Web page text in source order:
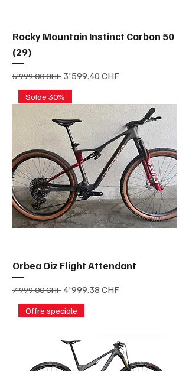
Rocky Mountain Instinct Carbon 50
(29)
Prix original
5'999.00 CHF Prix promotionnel
3'599.40 CHF
Solde 30%
Orbea Oiz Flight Attendant
Prix original
7'999.00 CHF Prix promotionnel
4'999.38 CHF
Offre speciale